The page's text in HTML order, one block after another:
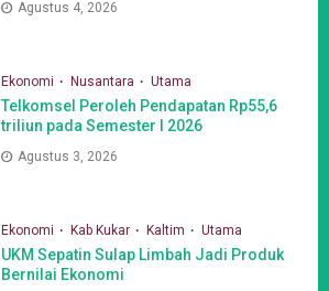
Agustus 4, 2026
Ekonomi Nusantara Utama
Telkomsel Peroleh Pendapatan Rp55,6
triliun pada Semester I 2026
Agustus 3, 2026
Ekonomi Kab Kukar Kaltim Utama
UKM Sepatin Sulap Limbah Jadi Produk
Bernilai Ekonomi